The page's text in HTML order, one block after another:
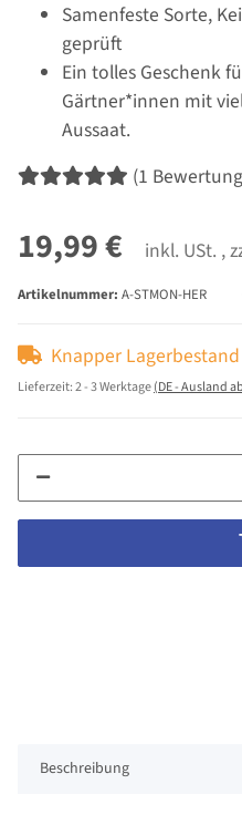
Samenfeste Sorte,
geprüft
Ein tolles Geschenk
Gärtner*innen mit
Aussaat.
(1
19,99 € inkl. USt. ,
Artikelnummer: A-STMON-HER
Knapper Lagerbestand
Lieferzeit:2 - 3 Werktage(DE - Ausland
Beschreibung